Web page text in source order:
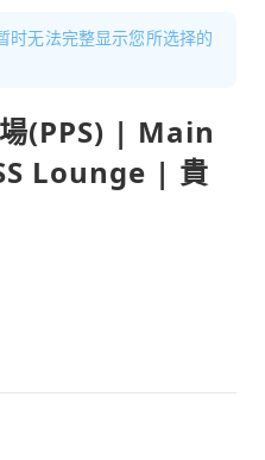
时无法完整显示您所选择的
(PPS) | Main
Lounge | 貴